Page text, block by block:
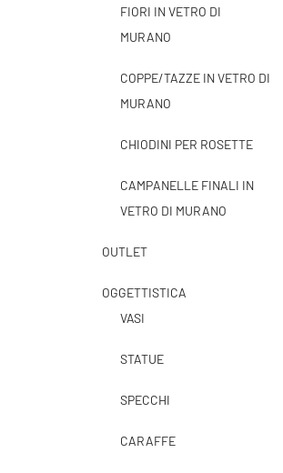
FIORI IN VETRO DI
MURANO
COPPE/TAZZE IN VETRO DI
MURANO
CHIODINI PER ROSETTE
CAMPANELLE FINALI IN
VETRO DI MURANO
OUTLET
OGGETTISTICA
VASI
STATUE
SPECCHI
CARAFFE